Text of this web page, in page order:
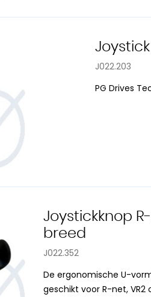
J022.203
PG Drives
Joystickknop
breed
J022.352
De ergonomische U-
geschikt voor R-net,